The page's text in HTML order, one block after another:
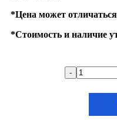
*Цена может
*Стоимость и наличие
-